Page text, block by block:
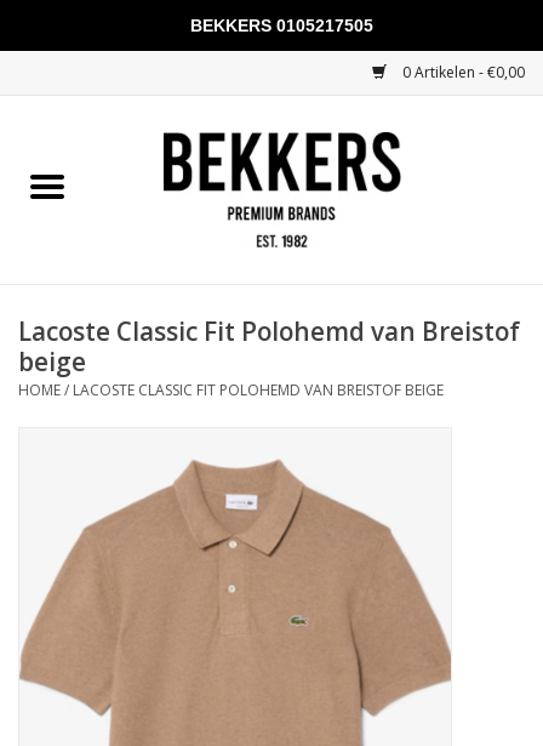
0 Artikelen - €0,00
Mannen
KADOBONNEN
Merken
Lacoste Classic Fit Polohemd van Breistof
beige
HOME/ LACOSTE CLASSIC FIT POLOHEMD VAN BREISTOF BEIGE
BEKKERS 0105217505